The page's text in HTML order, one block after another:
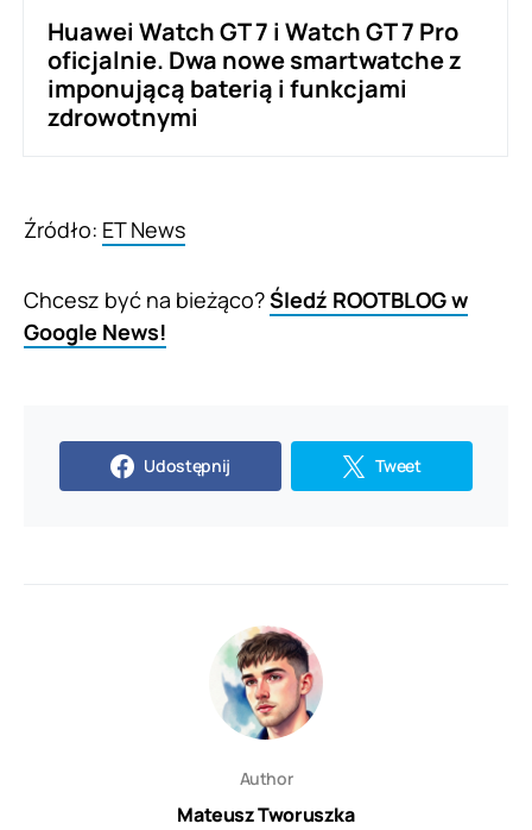
Huawei Watch GT 7 i Watch GT 7 Pro
oficjalnie. Dwa nowe smartwatche z
imponującą baterią i funkcjami
zdrowotnymi
Źródło: ET News
Chcesz być na bieżąco?Śledź ROOTBLOG w
Google News!
Udostępnij Tweet
Author
Mateusz Tworuszka